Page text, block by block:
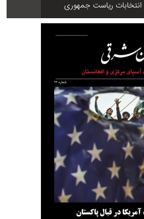
ریاست جمهوری